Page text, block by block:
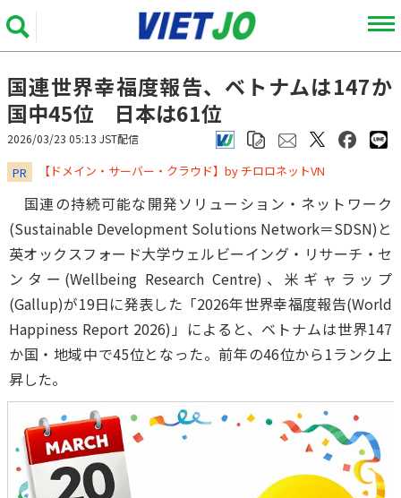
国連世界幸福度報告、ベトナムは147か
国中45位 日本は61位
2026/03/23 05:13 JST配信
PR ​​​​​​​【ドメイン・サーバー・クラウド】by チロロネットVN
国連の持続可能な開発ソリューション・ネットワーク
(Sustainable Development Solutions Network＝SDSN)と
英オックスフォード大学ウェルビーイング・リサーチ・セ
ンター(Wellbeing Research Centre)、米ギャラップ
(Gallup)が19日に発表した「2026年世界幸福度報告(World
Happiness Report 2026)」によると、ベトナムは世界147
か国・地域中で45位となった。前年の46位から1ランク上
昇した。